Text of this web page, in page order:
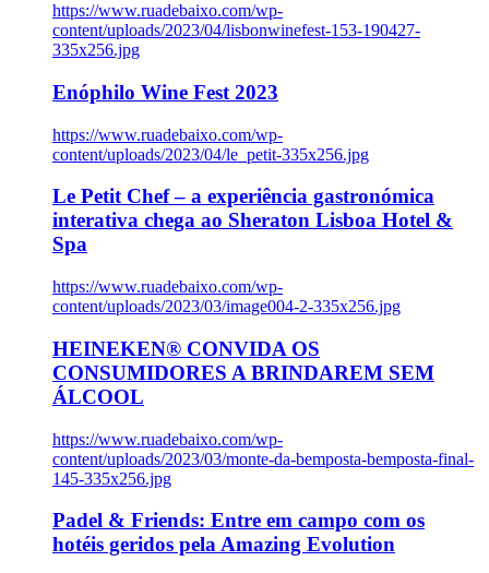
https://www.ruadebaixo.com/wp-
content/uploads/2023/04/lisbonwinefest-153-190427-
335x256.jpg
Enóphilo Wine Fest 2023
https://www.ruadebaixo.com/wp-
content/uploads/2023/04/le_petit-335x256.jpg
Le Petit Chef – a experiência gastronómica
interativa chega ao Sheraton Lisboa Hotel &
Spa
https://www.ruadebaixo.com/wp-
content/uploads/2023/03/image004-2-335x256.jpg
HEINEKEN® CONVIDA OS
CONSUMIDORES A BRINDAREM SEM
ÁLCOOL
https://www.ruadebaixo.com/wp-
content/uploads/2023/03/monte-da-bemposta-bemposta-final-
145-335x256.jpg
Padel & Friends: Entre em campo com os
hotéis geridos pela Amazing Evolution